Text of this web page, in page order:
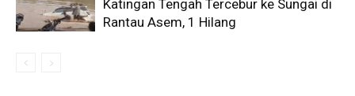
Katingan Tengah Tercebur ke Sungai di
Rantau Asem, 1 Hilang